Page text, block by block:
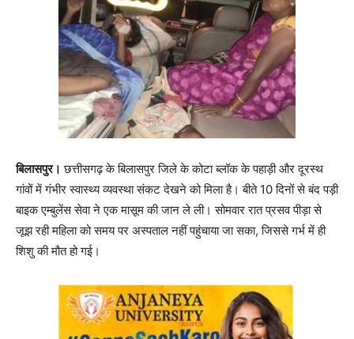
बिलासपुर। छत्तीसगढ़ के बिलासपुर जिले के कोटा ब्लॉक के पहाड़ी और दूरस्थ
गांवों में गंभीर स्वास्थ्य व्यवस्था संकट देखने को मिला है। बीते 10 दिनों से बंद पड़ी
बाइक एम्बुलेंस सेवा ने एक मासूम की जान ले ली। सोमवार रात प्रसव पीड़ा से
जूझ रही महिला को समय पर अस्पताल नहीं पहुंचाया जा सका, जिससे गर्भ में ही
शिशु की मौत हो गई।